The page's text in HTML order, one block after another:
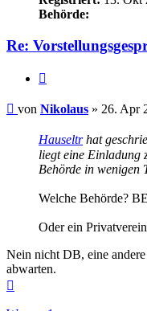
Behörde:
Re:
Beitrag
von Nikolaus » 26. Apr
Hauseltrhat
liegt eine Einladung
Behörde in wenigen
Welche Behörde?
Oder ein
Nein nicht DB, eine
abwarten.